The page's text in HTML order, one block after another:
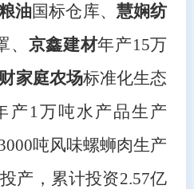
油国标仓库、 慧娴纺
、 京鑫建材年产15万
家庭农场标准化生态
产1万吨水产品生产
吨风味螺蛳肉生产
产， 累计投资2.57亿